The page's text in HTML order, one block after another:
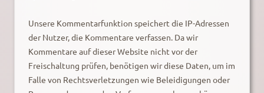
Unsere Kommentarfunktion speichert die IP-Adressen
der Nutzer, die Kommentare verfassen. Da wir
Kommentare auf dieser Website nicht vor der
Freischaltung prüfen, benötigen wir diese Daten, um im
Falle von Rechtsverletzungen wie Beleidigungen oder